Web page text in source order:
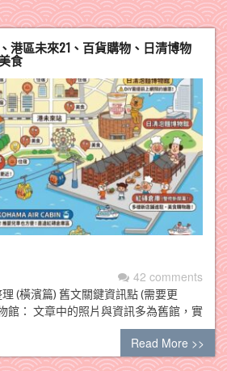
港區未來21、百貨購物、日清博物
食
42 comments
(橫濱篇) 舊文關鍵資訊點 (需要更
館： 文章中的照片與資訊多為舊館，實
Read More >>